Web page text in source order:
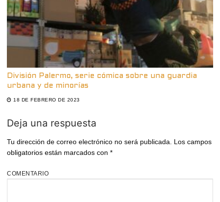
División Palermo, serie cómica sobre una guardia
urbana y de minorías
18 DE FEBRERO DE 2023
Deja una respuesta
Tu dirección de correo electrónico no será publicada.
Los campos
obligatorios están marcados con *
COMENTARIO